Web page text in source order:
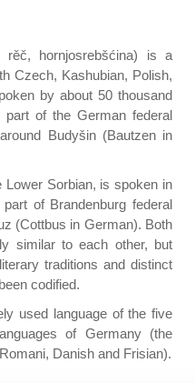
rěč, hornjosrebšćina) is a
Czech, Kashubian, Polish,
by about 50 thousand
of the German federal
Budyšin (Bautzen in
Lower Sorbian, is spoken in
of Brandenburg federal
(Cottbus in German). Both
similar to each other, but
traditions and distinct
codified.
used language of the five
of Germany (the
Danish and Frisian).